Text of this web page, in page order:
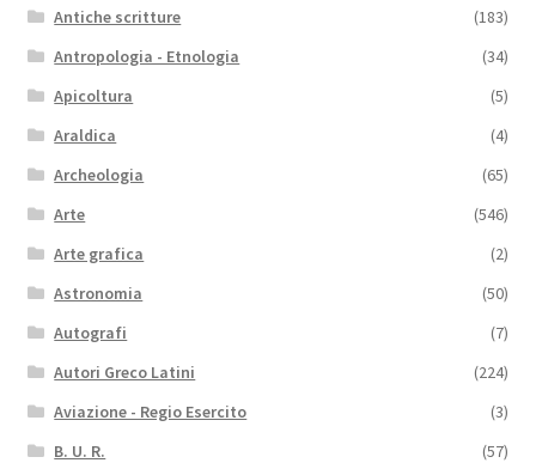
Antiche scritture
(183)
Antropologia - Etnologia
(34)
Apicoltura
(5)
Araldica
(4)
Archeologia
(65)
Arte
(546)
Arte grafica
(2)
Astronomia
(50)
Autografi
(7)
Autori Greco Latini
(224)
Aviazione - Regio Esercito
(3)
B. U. R.
(57)